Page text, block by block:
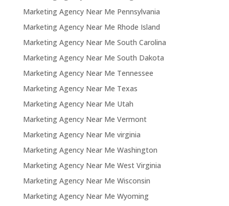
Marketing Agency Near Me Pennsylvania
Marketing Agency Near Me Rhode Island
Marketing Agency Near Me South Carolina
Marketing Agency Near Me South Dakota
Marketing Agency Near Me Tennessee
Marketing Agency Near Me Texas
Marketing Agency Near Me Utah
Marketing Agency Near Me Vermont
Marketing Agency Near Me virginia
Marketing Agency Near Me Washington
Marketing Agency Near Me West Virginia
Marketing Agency Near Me Wisconsin
Marketing Agency Near Me Wyoming